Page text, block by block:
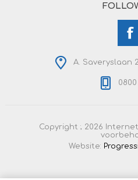
A. Saveryslaan
0800
Copyright ; 2026
Website: